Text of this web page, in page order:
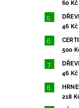
60 Kč
46 Kč
500
46 Kč
218